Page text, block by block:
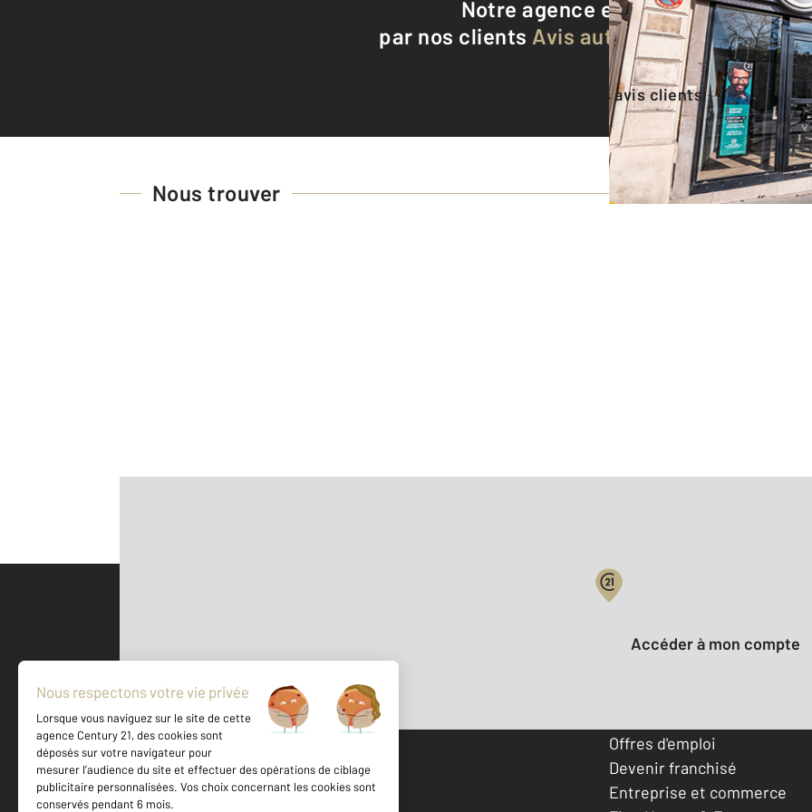
Notre agence est notée9,1/10
par nos clients Avis authentifiés par
Voir tous les avis clients
Nous trouver
500 m ©Mappy
Votre compte :
Accéder à mon compte
Votre agence est notée
Offres d'emploi
Devenir franchisé
Entreprise et commerce